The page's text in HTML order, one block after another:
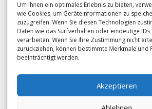
Um Ihnen ein optimales Erlebnis zu bieten,
wie Cookies, um Geräteinformationen zu
zuzugreifen. Wenn Sie diesen Technologien
Daten wie das Surfverhalten oder eindeutige
verarbeiten. Wenn Sie Ihre Zustimmung nicht
zurückziehen, können bestimmte Merkmale und
beeinträchtigt werden.
Akzeptieren
Referenzen
News
Samacostyle.ch
Impressum
Kontakt
AGBs & Verbindlichkeiten